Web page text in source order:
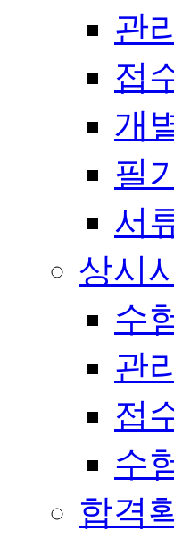
관
접
개
필
서
상시
수
관
접
수
합격